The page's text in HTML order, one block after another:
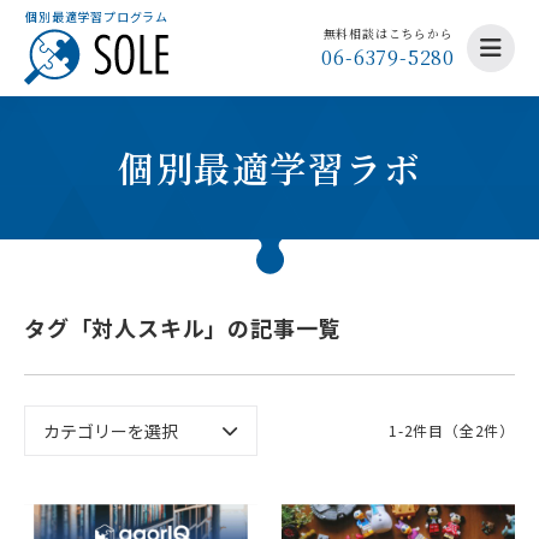
個別最適学習プログラム
無料相談はこちらから
06-6379-5280
個別最適学習ラボ
タグ「対人スキル」の記事一覧
1-2件目（全2件）